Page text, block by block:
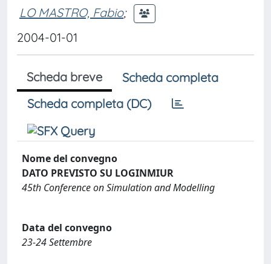
LO MASTRO, Fabio;
2004-01-01
Scheda breve
Scheda completa
Scheda completa (DC)
Nome del convegno
DATO PREVISTO SU LOGINMIUR
45th Conference on Simulation and Modelling
Data del convegno
23-24 Settembre